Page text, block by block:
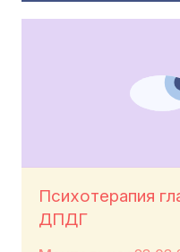
Психотерапия
ДПДГ